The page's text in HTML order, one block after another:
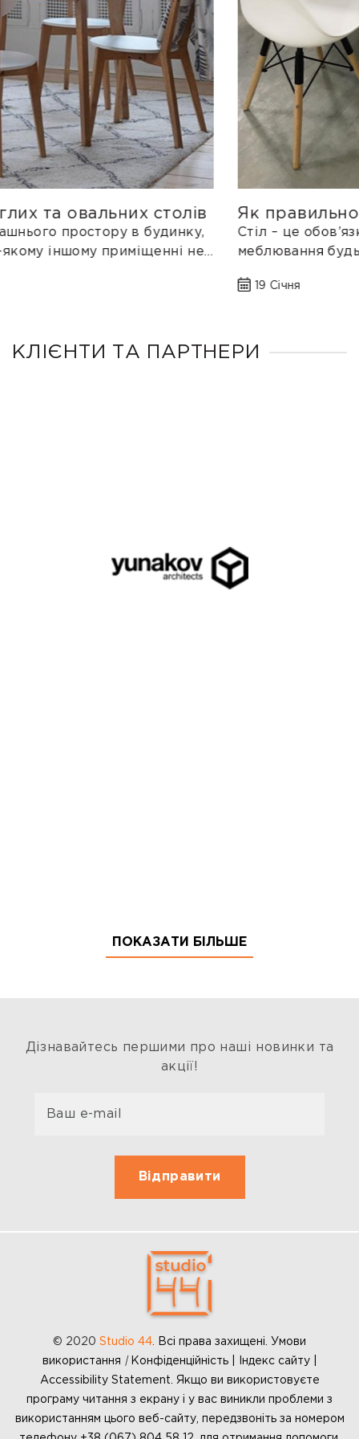
Як правильно вибрати розкладний
стіл?
Стіл – це обов’язковий та важливий елемент
меблювання будь-якого дому чи квартири без
КЛІЄНТИ ТА ПАРТНЕРИ
ПОКАЗАТИ БІЛЬШЕ
Дізнавайтесь першими про наші новинки та
акції!
© 2020 Studio 44
Всі права захищені. Умови
використання | Конфіденційність | Індекс сайту |
Accessibility Statement. Якщо ви використовуєте
програму читання з екрану і у вас виникли проблеми з
використанням цього веб-сайту, передзвоніть за номером